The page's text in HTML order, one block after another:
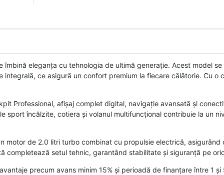
eleganța cu tehnologia de ultimă generație. Acest model
ce asigură un confort premium la fiecare călătorie. Cu o
Professional, afișaj complet digital, navigație avansată și
sport încălzite, cotiera și volanul multifuncțional contribuie la un
motor de 2.0 litri turbo combinat cu propulsie electrică, asigurând
completează setul tehnic, garantând stabilitate și siguranță pe
precum avans minim 15% și perioadă de finanțare între 1 și